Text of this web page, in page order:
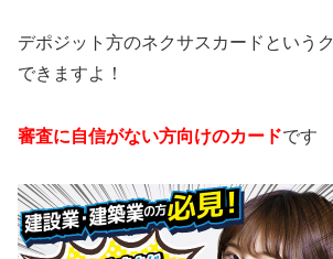
デポジット方のネクサスカードという
できますよ！
審査に自信がない方向けのカードです